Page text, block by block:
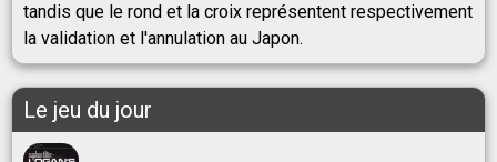
tandis que le rond et la croix représentent respectivement
la validation et l'annulation au Japon.
Le jeu du jour